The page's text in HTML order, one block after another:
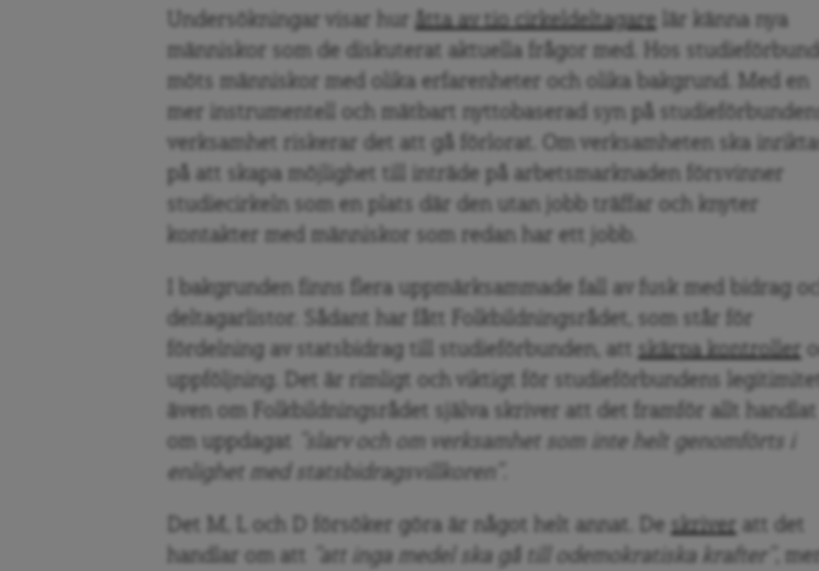
Undersökningar visar hur åtta av tio cirkeldeltagare
lär känna nya
människor som de diskuterat aktuella frågor med. Hos
möts människor med olika erfarenheter och olika bakgrund. Med en
mer instrumentell och mätbart nyttobaserad syn på studieförbundens
verksamhet riskerar det att gå förlorat. Om verksamheten ska inriktas
på att skapa möjlighet till inträde på arbetsmarknaden försvinner
studiecirkeln som en plats där den utan jobb träffar och knyter
kontakter med människor som redan har ett jobb.
I bakgrunden finns flera uppmärksammade fall av fusk med bidrag och
deltagarlistor. Sådant har fått Folkbildningsrådet, som står för
fördelning av statsbidrag till studieförbunden, att
skärpa kontroller
uppföljning. Det är rimligt och viktigt för studieförbundens legitimitet,
även om Folkbildningsrådet själva skriver att det framför allt handlat
om uppdagat
”slarv och om verksamhet som inte helt genomförts i
enlighet med statsbidragsvillkoren”
Det M, L och D försöker göra är något helt annat. De skriver att det
handlar om att
”att inga medel ska gå till odemokratiska krafter”
,